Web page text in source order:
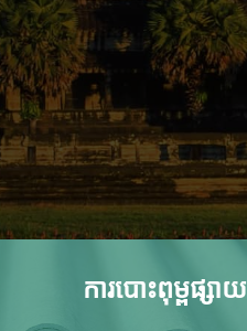
ការបោះពុម្ពផ្សាយ